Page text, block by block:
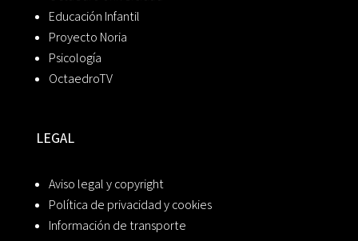
Educación Infantil
Proyecto Noria
Psicología
OctaedroTV
LEGAL
Aviso legal y copyright
Política de privacidad y cookies
Información de transporte